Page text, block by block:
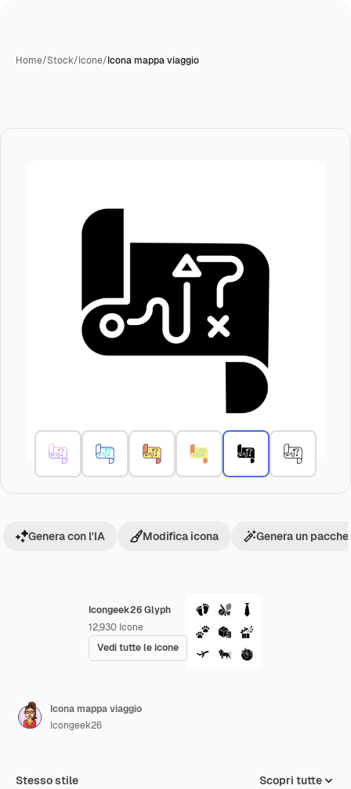
Home/Stock/Icone/Icona mappa viaggio
Icongeek26 Glyph
12,930 Icone
Vedi tutte le icone
Genera con l'IA Modifica icona Genera un
Icona mappa viaggio
Icongeek26
Stesso stile Scopri tutte